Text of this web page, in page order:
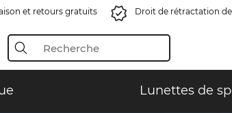
et retours gratuits Droit de rétractation
Lunettes de